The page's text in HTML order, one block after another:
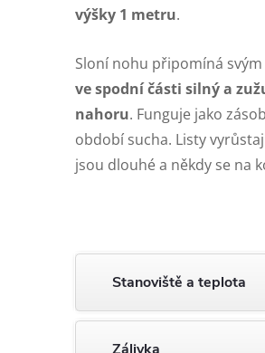
výšky 1 metru.
Sloní nohu připomíná svým
ve spodní části silný a
nahoru. Funguje jako
období sucha. Listy
jsou dlouhé a někdy se na
Stanoviště a teplota